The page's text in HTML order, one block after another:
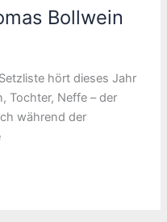
Bollwein
hört dieses Jahr
Tochter, Neffe – der
während der